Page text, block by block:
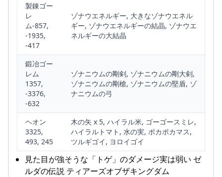
製錬ゴー
レ
ム-857,
-1935,
-417
ゾナウエネルギー, 大きなゾナウエネル
ギー, ゾナウエネルギーの結晶, ゾナウエ
ネルギーの大結晶
鍛冶ゴー
レム
1357,
-3376,
-632
ゾナニウムの剛剣, ゾナニウムの剛大剣,
ゾナニウムの剛槍, ゾナニウムの堅盾, ゾ
ナニウムの弓
ヘオン
3325,
493, 245
木の矢 x 5, ハイラル米, ゴーゴースミレ,
ハイラルトマト, 水の実, ポカポカマス,
ツルギゴイ, ヨロイゴイ
見た目が強そうな「トゲ」のダメージ実は弱い ゼ
ルダの伝説 ティアーズオブザキングダム